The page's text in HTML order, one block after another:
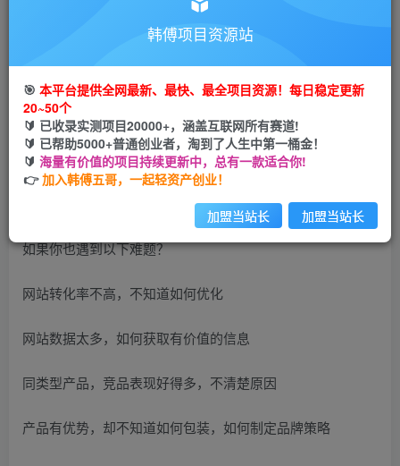
此内容为付费阅读，请付费后查看
9.9
会员 免费
立即购买
您当前未登录！建议登陆后购买，可保存购买订单
如果你也遇到以下难题？
网站转化率不高，不知道如何优化
网站数据太多，如何获取有价值的信息
同类型产品，竞品表现好得多，不清楚原因
产品有优势，却不知道如何包装，如何制定品牌策略
韩傅项目资源站
🎯 本平台提供全网最新、最快、最全项目资源！每日稳定更新
20~50个
🔰 已收录实测项目20000+，涵盖互联网所有赛道!
🔰 已帮助5000+普通创业者，淘到了人生中第一桶金！
🔰 海量有价值的项目持续更新中，总有一款适合你!
👉加入韩傅五哥，一起轻资产创业！
加盟当站长 加盟当站长